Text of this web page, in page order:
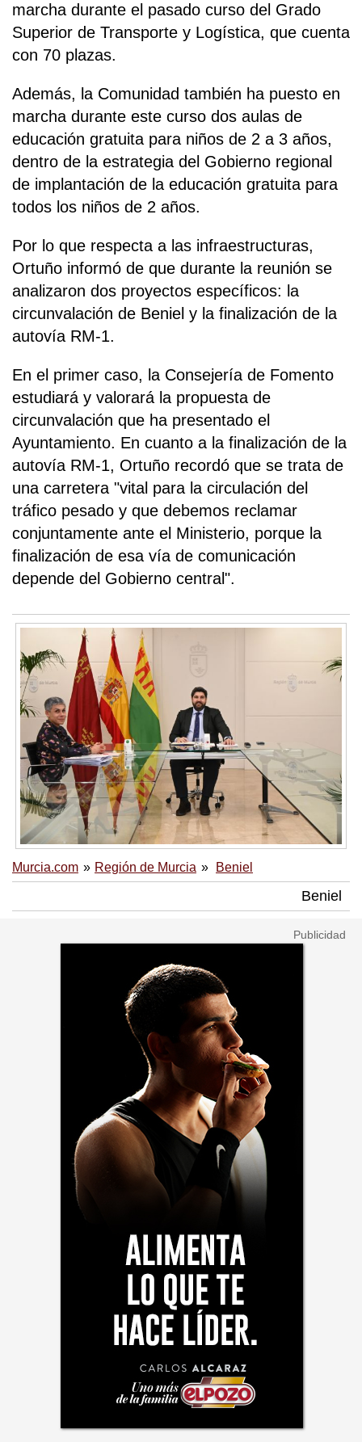
marcha durante el pasado curso del Grado
Superior de Transporte y Logística, que cuenta
con 70 plazas.
Además, la Comunidad también ha puesto en
marcha durante este curso dos aulas de
educación gratuita para niños de 2 a 3 años,
dentro de la estrategia del Gobierno regional
de implantación de la educación gratuita para
todos los niños de 2 años.
Por lo que respecta a las infraestructuras,
Ortuño informó de que durante la reunión se
analizaron dos proyectos específicos: la
circunvalación de Beniel y la finalización de la
autovía RM-1.
En el primer caso, la Consejería de Fomento
estudiará y valorará la propuesta de
circunvalación que ha presentado el
Ayuntamiento. En cuanto a la finalización de la
autovía RM-1, Ortuño recordó que se trata de
una carretera "vital para la circulación del
tráfico pesado y que debemos reclamar
conjuntamente ante el Ministerio, porque la
finalización de esa vía de comunicación
depende del Gobierno central".
Murcia.com Región de Murcia Beniel
Beniel